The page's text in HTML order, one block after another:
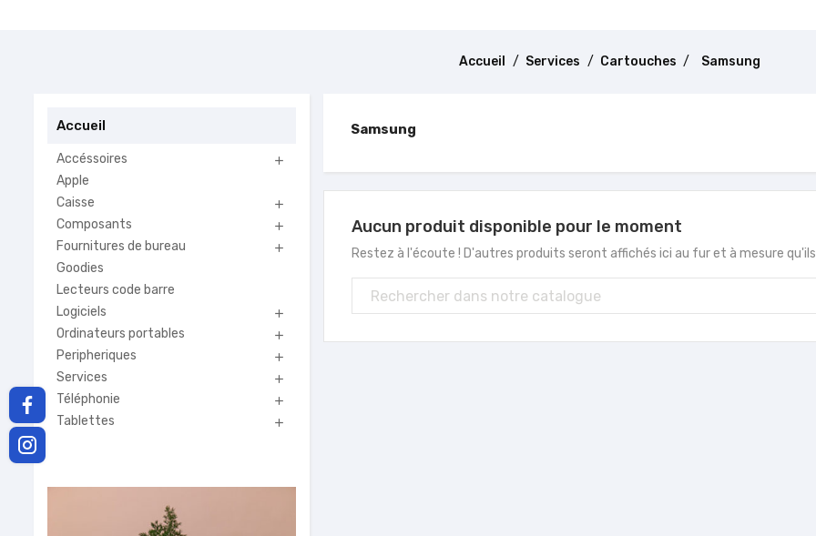
Accueil Services Cartouches Samsung
Accueil
Accéssoires 
Apple
Caisse

Composants 
Fournitures de bureau 
Goodies
Lecteurs code barre
Logiciels

Ordinateurs portables 
Peripheriques 
Services 
Téléphonie 
Tablettes 
Samsung
Aucun produit disponible pour le moment
Restez à l'écoute ! D'autres produits seront affichés ici au fur et à mesure